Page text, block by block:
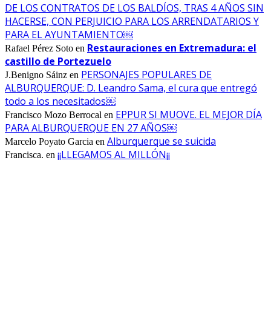
DE LOS CONTRATOS DE LOS BALDÍOS, TRAS 4 AÑOS SIN
HACERSE, CON PERJUICIO PARA LOS ARRENDATARIOS Y
PARA EL AYUNTAMIENTO￼
Rafael Pérez Soto en Restauraciones en Extremadura: el
castillo de Portezuelo
J.Benigno Sáinz en PERSONAJES POPULARES DE
ALBURQUERQUE: D. Leandro Sama, el cura que entregó
todo a los necesitados￼
Francisco Mozo Berrocal en EPPUR SI MUOVE. EL MEJOR DÍA
PARA ALBURQUERQUE EN 27 AÑOS￼
Marcelo Poyato Garcia en Alburquerque se suicida
Francisca. en ¡¡LLEGAMOS AL MILLÓN¡¡